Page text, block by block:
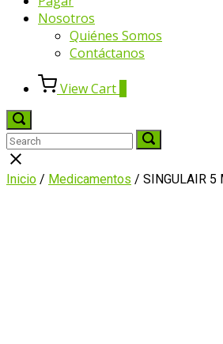
Nosotros
Quiénes Somos
Contáctanos
View
shopping
View Cart
Open
search
bar
Search
for:
Search
for:
Search
Close
search
bar
Inicio / Medicamentos / SINGULAIR 5